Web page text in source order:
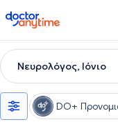
doctoranytime
Νευρολόγος, Ιόνιο
DO+